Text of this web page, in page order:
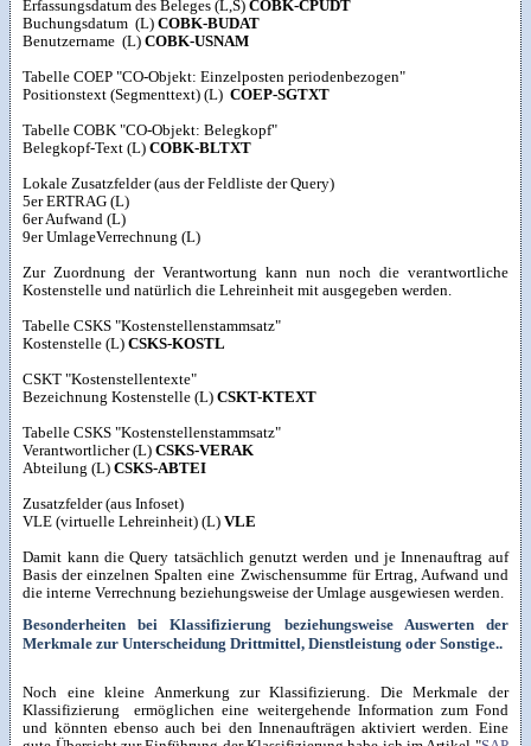
Erfassungsdatum des Beleges (L,S)COBK-CPUDT
Buchungsdatum (L)COBK-BUDAT
Benutzername (L)COBK-USNAM
Tabelle COEP "CO-Objekt: Einzelposten periodenbezogen"
Positionstext (Segmenttext) (L)COEP-SGTXT
Tabelle COBK "CO-Objekt: Belegkopf"
Belegkopf-Text (L)COBK-BLTXT
Lokale Zusatzfelder (aus der Feldliste der Query)
5er ERTRAG (L)
6er Aufwand (L)
9er UmlageVerrechnung (L)
Zur Zuordnung der Verantwortung kann nun noch die verantwortliche
Kostenstelle und natürlich die Lehreinheit mit ausgegeben werden.
Tabelle CSKS "Kostenstellenstammsatz"
Kostenstelle (L)CSKS-KOSTL
CSKT "Kostenstellentexte"
Bezeichnung Kostenstelle (L)CSKT-KTEXT
Tabelle CSKS "Kostenstellenstammsatz"
Verantwortlicher (L)CSKS-VERAK
Abteilung (L)CSKS-ABTEI
Zusatzfelder (aus Infoset)
VLE (virtuelle Lehreinheit) (L)VLE
Damit kann die Query tatsächlich genutzt werden und je Innenauftrag auf
Basis der einzelnen Spalten eine Zwischensumme für Ertrag, Aufwand und
die interne Verrechnung beziehungsweise der Umlage ausgewiesen werden.
Besonderheiten bei Klassifizierung beziehungsweise Auswerten der
Merkmale zur Unterscheidung Drittmittel, Dienstleistung oder Sonstige..
Noch eine kleine Anmerkung zur Klassifizierung. Die Merkmale der
Klassifizierung ermöglichen eine weitergehende Information zum Fond
und könnten ebenso auch bei den Innenaufträgen aktiviert werden. Eine